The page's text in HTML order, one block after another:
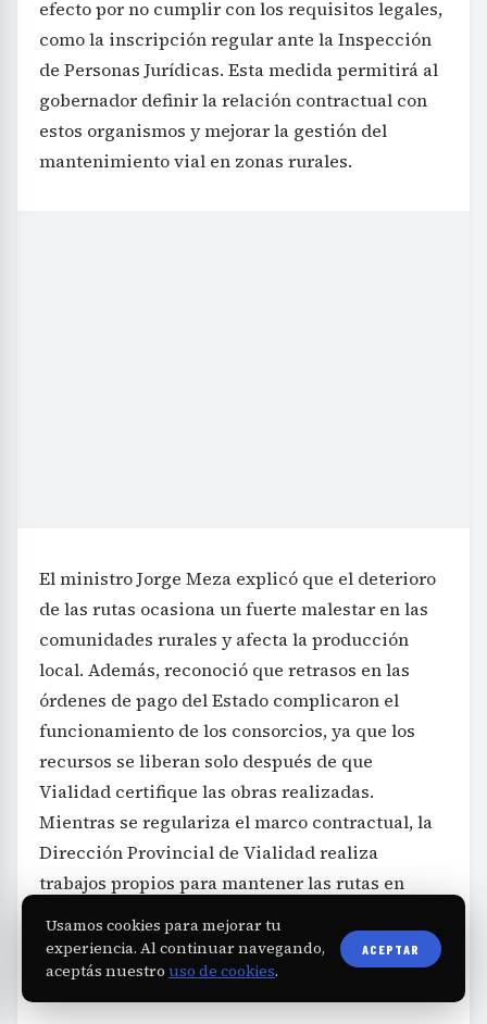
efecto por no cumplir con los requisitos legales,
como la inscripción regular ante la Inspección
de Personas Jurídicas. Esta medida permitirá al
gobernador definir la relación contractual con
estos organismos y mejorar la gestión del
mantenimiento vial en zonas rurales.
El ministro Jorge Meza explicó que el deterioro
de las rutas ocasiona un fuerte malestar en las
comunidades rurales y afecta la producción
local. Además, reconoció que retrasos en las
órdenes de pago del Estado complicaron el
funcionamiento de los consorcios, ya que los
recursos se liberan solo después de que
Vialidad certifique las obras realizadas.
Mientras se regulariza el marco contractual, la
Dirección Provincial de Vialidad realiza
trabajos propios para mantener las rutas en
condiciones mínimas durante este período de
transición, buscando minimizar el impacto de
las lluvias que se pronostican.
Usamos cookies para mejorar tu
experiencia. Al continuar navegando,
aceptás nuestro uso de cookies.
ACEPTAR